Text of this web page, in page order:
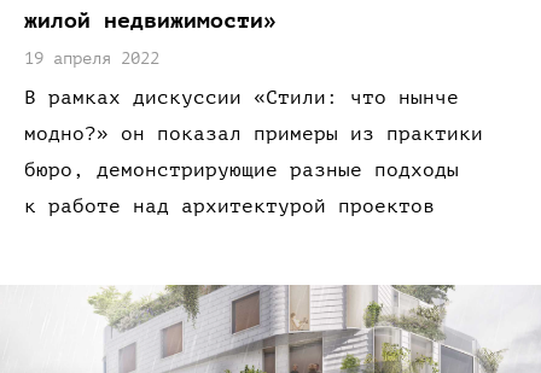
жилой недвижимости»
19 апреля 2022
В рамках дискуссии «Стили:
что нынче
модно?» он показал примеры из практики
бюро,
демонстрирующие разные подходы
к работе
над архитектурой проектов